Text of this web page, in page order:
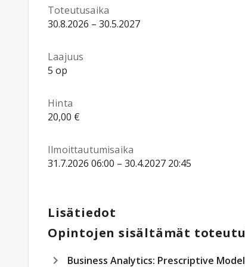
Toteutusaika
30.8.2026 – 30.5.2027
Laajuus
5 op
Hinta
20,00 €
Ilmoittautumisaika
31.7.2026 06:00 – 30.4.2027 20:45
Lisätiedot
Opintojen sisältämät
Business Analytics: Prescriptive